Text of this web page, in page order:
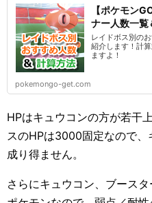
【ポケモン
ナー人数一覧
レイドボス別の
紹介します！計
ますよ！
pokemongo-get.com
HPはキュウコンの方が若干
スのHPは3000固定なので、
成り得ません。
さらにキュウコン、ブース